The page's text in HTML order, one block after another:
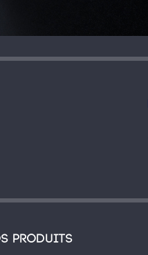
produits